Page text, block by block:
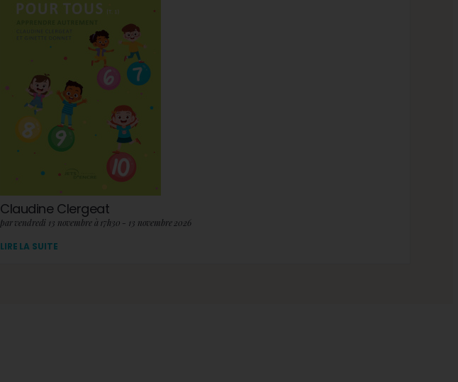
Claudine Clergeat
par vendredi 13 novembre à 17h30 - 13 novembre 2026
LIRE LA SUITE